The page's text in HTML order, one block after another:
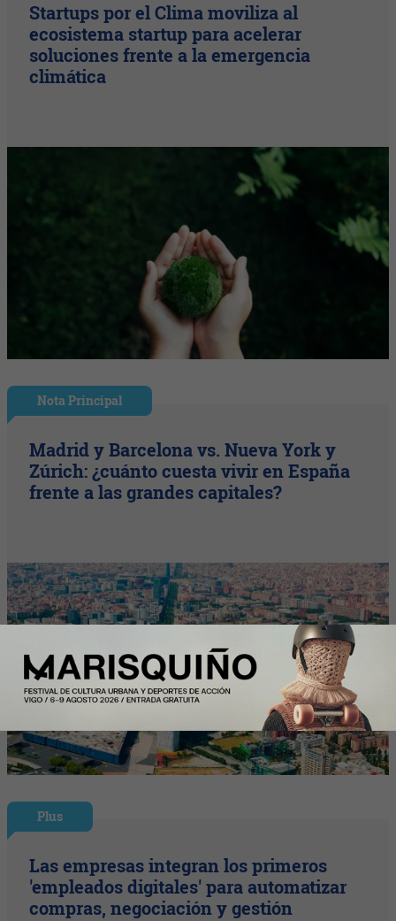
Startups por el Clima moviliza al
ecosistema startup para acelerar
soluciones frente a la emergencia
climática
Nota Principal
Madrid y Barcelona vs. Nueva York y
Zúrich: ¿cuánto cuesta vivir en España
frente a las grandes capitales?
Plus
Las empresas integran los primeros
'empleados digitales' para automatizar
compras, negociación y gestión